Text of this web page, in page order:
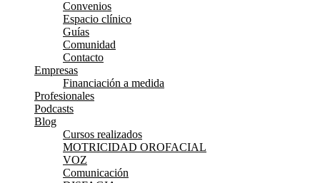
Convenios
Espacio clínico
Guías
Comunidad
Contacto
Empresas
Financiación a medida
Profesionales
Podcasts
Blog
Cursos realizados
MOTRICIDAD OROFACIAL
VOZ
Comunicación